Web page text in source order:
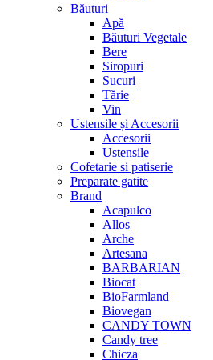
Băuturi
Apă
Băuturi Vegetale
Bere
Siropuri
Sucuri
Tărie
Vin
Ustensile și Accesorii
Accesorii
Ustensile
Cofetarie si patiserie
Preparate gatite
Brand
Acapulco
Allos
Arche
Artesana
BARBARIAN
Biocat
BioFarmland
Biovegan
CANDY TOWN
Candy tree
Chicza